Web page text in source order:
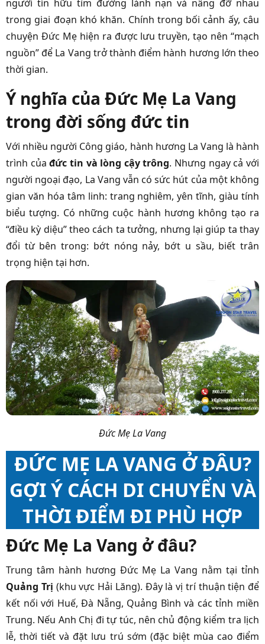
người tín hữu tìm đường lánh nạn và nâng đỡ nhau
trong giai đoạn khó khăn. Chính trong bối cảnh ấy, câu
chuyện Đức Mẹ hiện ra được lưu truyền, tạo nên “mạch
nguồn” để La Vang trở thành điểm hành hương lớn theo
thời gian.
Ý nghĩa của Đức Mẹ La Vang
trong đời sống đức tin
Với nhiều người Công giáo, hành hương La Vang là hành
trình củađức tin và lòng cậy trông. Nhưng ngay cả với
người ngoại đạo, La Vang vẫn có sức hút của một không
gian văn hóa tâm linh: trang nghiêm, yên tĩnh, giàu tính
biểu tượng. Có những cuộc hành hương không tạo ra
“điều kỳ diệu” theo cách ta tưởng, nhưng lại giúp ta thay
đổi từ bên trong: bớt nóng nảy, bớt u sầu, biết trân
trọng hiện tại hơn.
Đức Mẹ La Vang
ĐỨC MẸ LA VANG Ở ĐÂU?
GỢI Ý CÁCH DI CHUYỂN VÀ
THỜI ĐIỂM ĐI PHÙ HỢP
Đức Mẹ La Vang ở đâu?
Trung tâm hành hương Đức Mẹ La Vang nằm tại tỉnh
Quảng Trị (khu vực Hải Lăng). Đây là vị trí thuận tiện để
kết nối với Huế, Đà Nẵng, Quảng Bình và các tỉnh miền
Trung. Nếu Anh Chị đi tự túc, nên chủ động kiểm tra lịch
lễ, thời tiết và đặt lưu trú sớm (đặc biệt mùa cao điểm